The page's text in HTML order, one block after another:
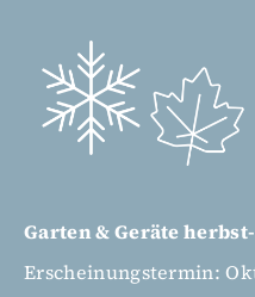
Garten & Geräte
Erscheinungstermin: